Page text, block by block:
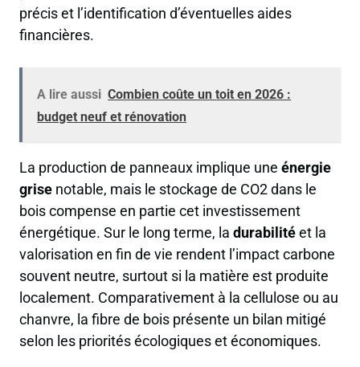
précis et l’identification d’éventuelles aides
financières.
A lire aussi Combien coûte un toit en 2026 :
budget neuf et rénovation
La production de panneaux implique une énergie
grise notable, mais le stockage de CO2 dans le
bois compense en partie cet investissement
énergétique. Sur le long terme, la durabilitéet la
valorisation en fin de vie rendent l’impact carbone
souvent neutre, surtout si la matière est produite
localement. Comparativement à la cellulose ou au
chanvre, la fibre de bois présente un bilan mitigé
selon les priorités écologiques et économiques.